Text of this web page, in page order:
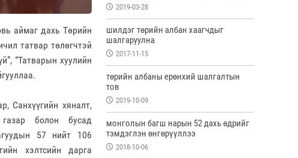
аймаг дахь Төрийн
татвар төлөгчтэй
“Татварын хуулийн
Санхүүгийн хяналт,
болон бусад
57 нийт 106
хэлтсийн дарга
2019-03-28
шилдэг төрийн албан хаагчдыг
шалгаруулна
2017-11-15
төрийн албаны ерөнхий шалгалтын
тов
2019-10-09
монголын багш нарын 52 дахь өдрийг
тэмдэглэн өнгөрүүллээ
2018-10-06